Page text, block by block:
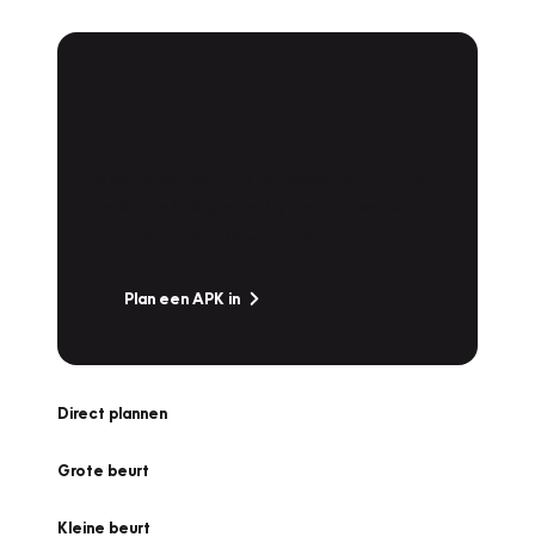
Plan een APK in
Direct plannen
Grote beurt
Kleine beurt